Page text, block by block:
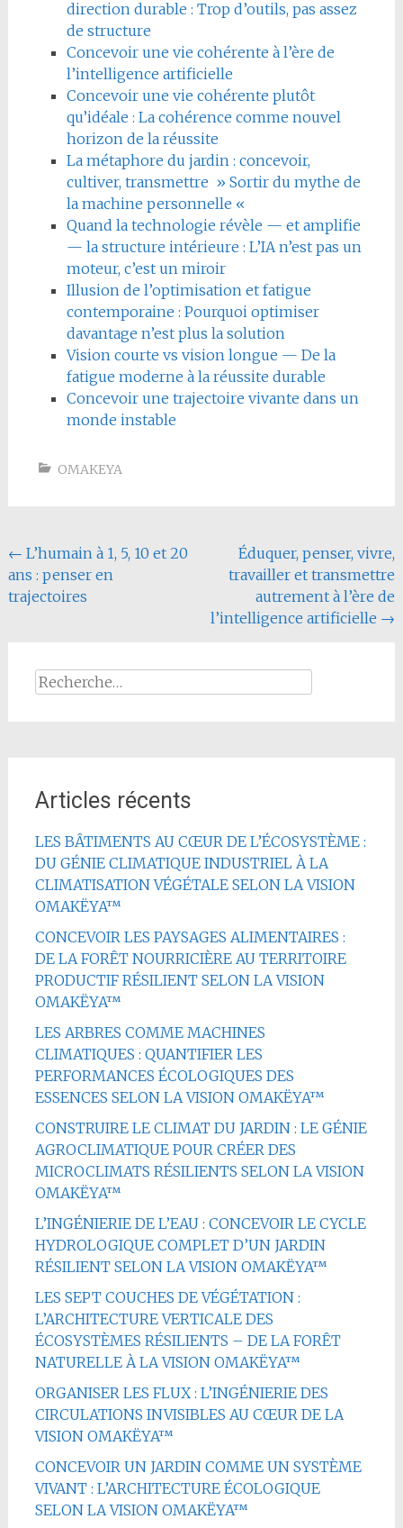
direction durable : Trop d’outils, pas assez
de structure
Concevoir une vie cohérente à l’ère de
l’intelligence artificielle
Concevoir une vie cohérente plutôt
qu’idéale : La cohérence comme nouvel
horizon de la réussite
La métaphore du jardin : concevoir,
cultiver, transmettre » Sortir du mythe de
la machine personnelle «
Quand la technologie révèle — et amplifie
— la structure intérieure : L’IA n’est pas un
moteur, c’est un miroir
Illusion de l’optimisation et fatigue
contemporaine : Pourquoi optimiser
davantage n’est plus la solution
Vision courte vs vision longue — De la
fatigue moderne à la réussite durable
Concevoir une trajectoire vivante dans un
monde instable
OMAKEYA
Navigation
de
l'article
← L’humain à 1, 5, 10 et 20
ans : penser en
trajectoires
Éduquer, penser, vivre,
travailler et transmettre
autrement à l’ère de
l’intelligence artificielle →
Rechercher :
Articles récents
LES BÂTIMENTS AU CŒUR DE L’ÉCOSYSTÈME :
DU GÉNIE CLIMATIQUE INDUSTRIEL À LA
CLIMATISATION VÉGÉTALE SELON LA VISION
OMAKËYA™
CONCEVOIR LES PAYSAGES ALIMENTAIRES :
DE LA FORÊT NOURRICIÈRE AU TERRITOIRE
PRODUCTIF RÉSILIENT SELON LA VISION
OMAKËYA™
LES ARBRES COMME MACHINES
CLIMATIQUES : QUANTIFIER LES
PERFORMANCES ÉCOLOGIQUES DES
ESSENCES SELON LA VISION OMAKËYA™
CONSTRUIRE LE CLIMAT DU JARDIN : LE GÉNIE
AGROCLIMATIQUE POUR CRÉER DES
MICROCLIMATS RÉSILIENTS SELON LA VISION
OMAKËYA™
L’INGÉNIERIE DE L’EAU : CONCEVOIR LE CYCLE
HYDROLOGIQUE COMPLET D’UN JARDIN
RÉSILIENT SELON LA VISION OMAKËYA™
LES SEPT COUCHES DE VÉGÉTATION :
L’ARCHITECTURE VERTICALE DES
ÉCOSYSTÈMES RÉSILIENTS – DE LA FORÊT
NATURELLE À LA VISION OMAKËYA™
ORGANISER LES FLUX : L’INGÉNIERIE DES
CIRCULATIONS INVISIBLES AU CŒUR DE LA
VISION OMAKËYA™
CONCEVOIR UN JARDIN COMME UN SYSTÈME
VIVANT : L’ARCHITECTURE ÉCOLOGIQUE
SELON LA VISION OMAKËYA™